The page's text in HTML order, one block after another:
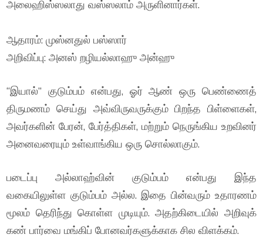
அலைஹிஸ்ஸலாது வஸ்ஸலாம் அருளினார்கள்.
ஆதாரம்: முஸ்னதுல் பஸ்ஸார்
அறிவிப்பு: அனஸ் றழியல்லாஹு அன்ஹு
“இயால்” குடும்பம் என்பது, ஓர் ஆண் ஒரு பெண்ணைத்
திருமணம் செய்து அவ்விருவருக்கும் பிறந்த பிள்ளைகள்,
அவர்களின் பேரன், பேர்த்திகள், மற்றும் நெருங்கிய உறவினர்
அனைவரையும் உள்வாங்கிய ஒரு சொல்லாகும்.
படைப்பு அல்லாஹ்வின் குடும்பம் என்பது இந்த
வகையிலுள்ள குடும்பம் அல்ல. இதை பின்வரும் உதாரணம்
மூலம் தெரிந்து கொள்ள முடியும். அதற்கிடையில் அறிவுக்
கண் பார்வை மங்கிப் போனவர்களுக்காக சில விளக்கம்.